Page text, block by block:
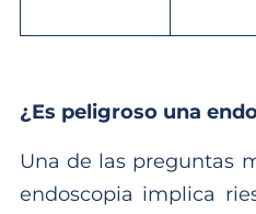
¿Es peligroso una
Una de las preguntas
endoscopia implica